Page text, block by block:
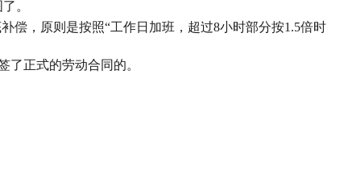
。
偿，原则是按照“工作日加班，超过8小时部分按1.5倍时
了正式的劳动合同的。